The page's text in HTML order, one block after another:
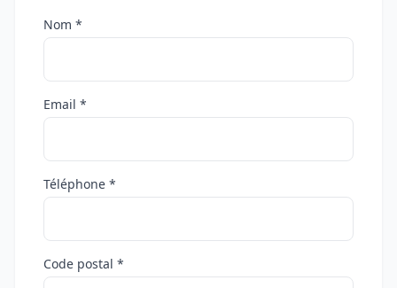
Nom *
Email *
Téléphone *
Code postal *